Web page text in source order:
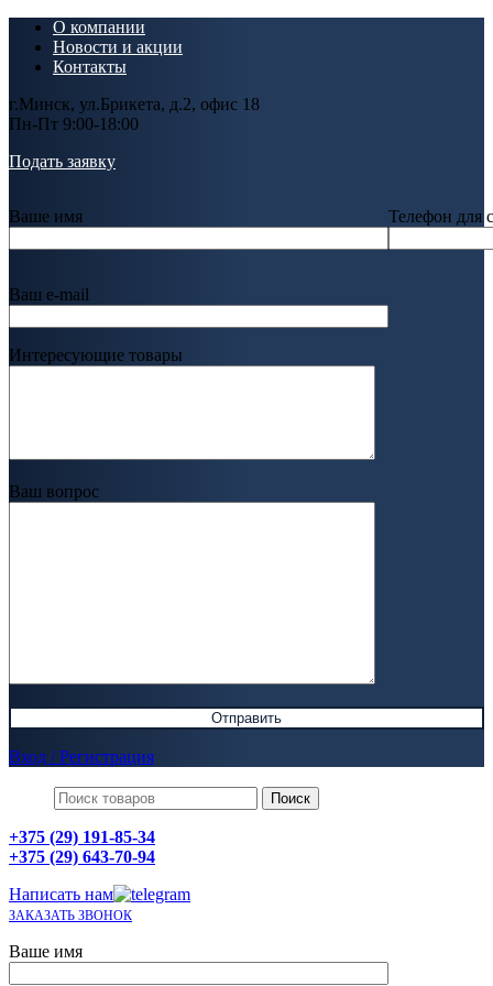
О компании
Новости и акции
Контакты
г.Минск, ул.Брикета, д.2, офис 18
Пн-Пт 9:00-18:00
Подать заявку
Ваше имя Телефон для
Ваш e-mail
Интересующие товары
Ваш вопрос
Вход / Регистрация
Поиск
+375 (29) 191-85-34
+375 (29) 643-70-94
Написать нам
ЗАКАЗАТЬ ЗВОНОК
Ваше имя